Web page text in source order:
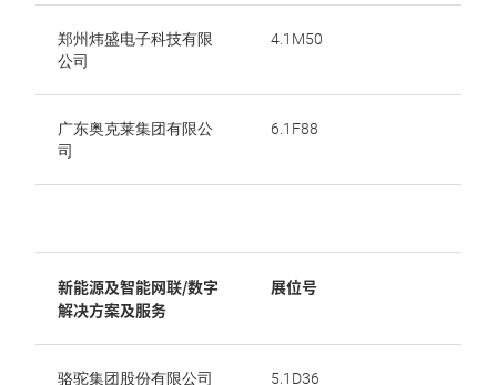
郑州炜盛电子科技有限
公司
4.1M50
广东奥克莱集团有限公
司
6.1F88
新能源及智能网联/数字
解决方案及服务
展位号
骆驼集团股份有限公司 5.1D36